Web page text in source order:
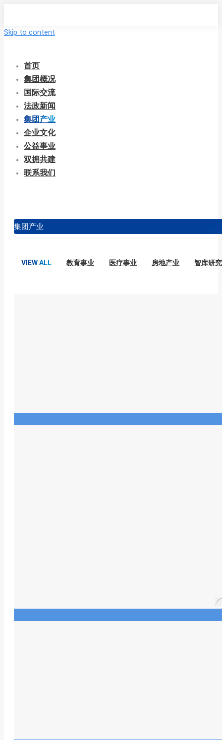
Skip to content
首页
集团概况
国际交流
法政新闻
集团产业
企业文化
公益事业
双拥共建
联系我们
集团产业
VIEW ALL 教育事业 医疗事业 房地产业 智库研究